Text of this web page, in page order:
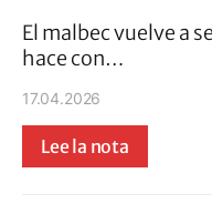
El malbec vuelve a
hace con…
17.04.2026
Lee la nota